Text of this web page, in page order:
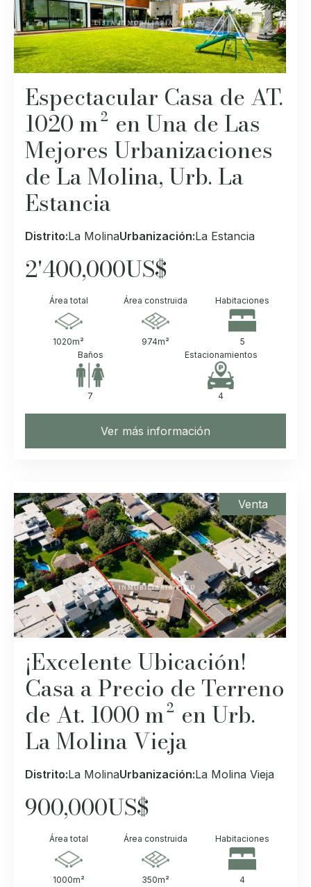
Espectacular Casa de AT.
1020 m² en Una de Las
Mejores Urbanizaciones
de La Molina, Urb. La
Estancia
Distrito:La MolinaUrbanización:La Estancia
2'400,000US$
Área total
1020m²
Área construida
974m²
Habitaciones
5
Baños
7
Estacionamientos
4
Ver más información
Venta
¡Excelente Ubicación!
Casa a Precio de Terreno
de At. 1000 m² en Urb.
La Molina Vieja
Distrito:La MolinaUrbanización:La Molina Vieja
900,000US$
Área total
1000m²
Área construida
350m²
Habitaciones
4